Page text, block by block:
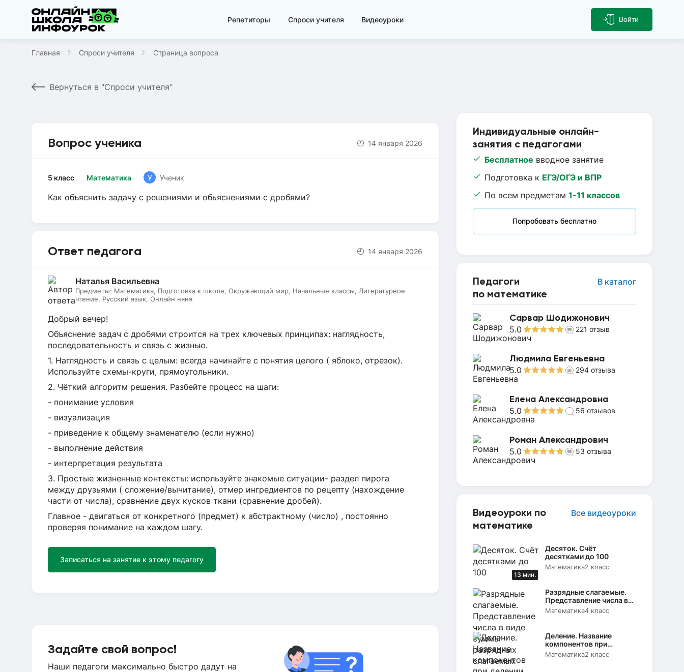
Репетиторы Спроси учителя Видеоуроки Войти
Главная Спроси учителя Страница вопроса
Вернуться в "Спроси учителя"
Индивидуальные онлайн-
занятия с педагогами
Бесплатное вводное занятие
Подготовка к ЕГЭ/ОГЭ и ВПР
По всем предметам 1-11 классов
Попробовать бесплатно
Педагоги
по математике
В каталог
Сарвар Шодижонович
5.0 221 отзыв
Людмила Евгеньевна
5.0 294 отзыва
Елена Александровна
5.0 56 отзывов
Роман Александрович
5.0 53 отзыва
Видеоуроки по
математике
Все видеоуроки
13 мин.
Десяток. Счёт
десятками до 100
Математика2 класс
Разрядные слагаемые.
Представление числа в
виде суммы разрядных
Математика4 класс
Деление. Название
компонентов при
делении
Математика2 класс
Вопрос ученика 14 января 2026
Математика
5 класс У Ученик
Как объяснить задачу с решениями и обьяснениями с дробями?
Ответ педагога 14 января 2026
Наталья Васильевна
Предметы: Математика, Подготовка к школе, Окружающий мир, Начальные классы, Литературное
чтение, Русский язык, Онлайн няня
Добрый вечер!
Объяснение задач с дробями строится на трех ключевых принципах: наглядность,
последовательность и связь с жизнью.
1. Наглядность и связь с целым: всегда начинайте с понятия целого ( яблоко, отрезок).
Используйте схемы-круги, прямоугольники.
2. Чёткий алгоритм решения. Разбейте процесс на шаги:
- понимание условия
- визуализация
- приведение к общему знаменателю (если нужно)
- выполнение действия
- интерпретация результата
3. Простые жизненные контексты: используйте знакомые ситуации- раздел пирога
между друзьями ( сложение/вычитание), отмер ингредиентов по рецепту (нахождение
части от числа), сравнение двух кусков ткани (сравнение дробей).
Главное - двигаться от конкретного (предмет) к абстрактному (число) , постоянно
проверяя понимание на каждом шагу.
Записаться на занятие к этому педагогу
Задайте свой вопрос!
Наши педагоги максимально быстро дадут на